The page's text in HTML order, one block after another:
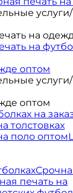
услуги/
на
на
оптом
услуги/
оптом
на
толстовках
поло оптом
печать на